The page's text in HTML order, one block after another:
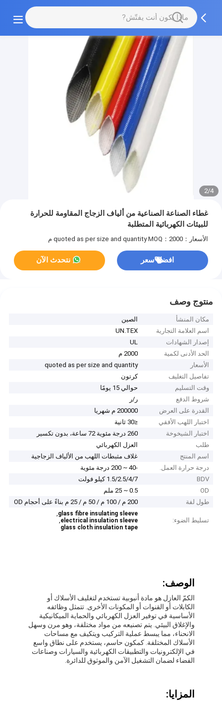
2/4
غطاء الصناعة الصناعية من ألياف الزجاج المقاومة للحرارة
للبيئات الكهربائية المتطلبة
الأسعار：quoted as per size and quantity MOQ：2000 م
افضل سعر نتحدث الآن
منتوج وصف
مكان المنشأ
الصين
اسم العلامة التجارية
UN.TEX
إصدار الشهادات
UL
الحد الأدنى لكمية
2000 م
الأسعار
quoted as per size and quantity
تفاصيل التغليف
كرتون
وقت التسليم
حوالي 15 يومًا
شروط الدفع
ر/ر
القدرة على العرض
200000 م شهريا
اختبار اللهب الأفقي
≤30 ثانية
اختبار الشيخوخة
260 درجة مئوية 72 ساعة، بدون تكسير
طلب
العزل الكهربائي
اسم المنتج
غلاف مثبطات اللهب من الألياف الزجاجية
درجة حرارة العمل.
-40 ~ 200 درجة مئوية
BDV
1.5/2.5/4/7 كيلو فولت
OD
0.5 ~ 25 ملم
طول لفة
200 م / 100 م / 50 م / 25 م بناءً على أحجام OD
تسليط الضوء:
glass fibre insulating sleeve
,
electrical insulation sleeve
,
glass cloth insulation tape
الوصف:
الكمّ العازل هو مادة أنبوبية تستخدم لتغليف الأسلاك أو
الكابلات أو القنوات أو المكونات الأخرى. تتمثل وظائفه
الأساسية في توفير العزل الكهربائي والحماية الميكانيكية
والإغلاق البيئي. يتم تصنيعه من مواد مختلفة، وهو مرن وسهل
الانحناء، مما يبسط عملية التركيب ويتكيف مع مساحات
الأسلاك المختلفة. كمكون حاسم، يستخدم على نطاق واسع
في الإلكترونيات والتطبيقات الكهربائية والسيارات وصناعات
الفضاء لضمان التشغيل الآمن والموثوق للدائرة.
المزايا: